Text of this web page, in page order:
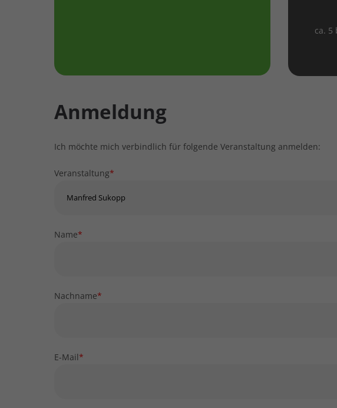
ca. 5
Anmeldung
Ich möchte mich verbindlich für folgende Veranstaltung anmelden:
Veranstaltung*
Name*
Nachname*
E-Mail*